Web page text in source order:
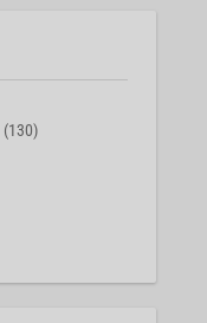
(130)